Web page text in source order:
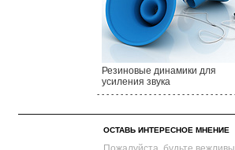
Резиновые динамики для
усиления звука
- - - - - - - - - - - - - - - - - - - - - - - - - - - -
ОСТАВЬ ИНТЕРЕСНОЕ МНЕНИЕ